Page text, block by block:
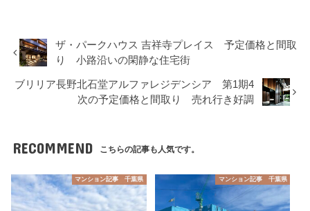
ザ・パークハウス 吉祥寺プレイス 予定価格と間取
り 小路沿いの閑静な住宅街
ブリリア長野北石堂アルファレジデンシア 第1期4
次の予定価格と間取り 売れ行き好調
RECOMMEND こちらの記事も人気です。
マンション記事 千葉県 マンション記事 千葉県